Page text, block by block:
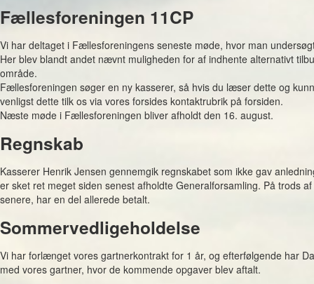
Fællesforeningen 11CP
Vi har deltaget i Fællesforeningens seneste møde, hvor man
Her blev blandt andet nævnt muligheden for af indhente alternativt
område.
Fællesforeningen søger en ny kasserer, så hvis du læser dette og
venligst dette tilk os via vores forsides kontaktrubrik på forsiden.
Næste møde i Fællesforeningen bliver afholdt den 16. august.
Regnskab
Kasserer Henrik Jensen gennemgik regnskabet som ikke gav
er sket ret meget siden senest afholdte Generalforsamling. På trods
senere, har en del allerede betalt.
Sommervedligeholdelse
Vi har forlænget vores gartnerkontrakt for 1 år, og efterfølgende har
med vores gartner, hvor de kommende opgaver blev aftalt.